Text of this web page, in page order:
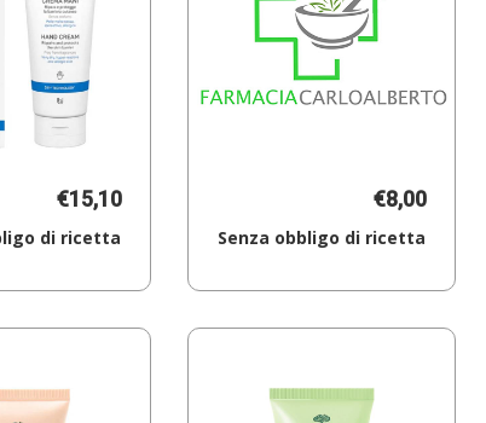
€15,10
di ricetta
CREMA
carrello
€8,00
Senza obbligo di ricetta
MANI